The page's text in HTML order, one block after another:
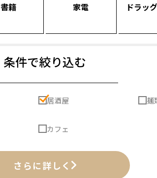
書籍 家電 ドラッ
条件で絞り込む
居酒屋 麺
カフェ
さらに詳しく